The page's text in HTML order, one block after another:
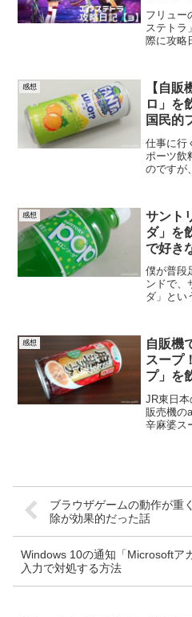
フリュー
ステトラ
際に攻略
感想
【自
ロ」を
国民的
仕事に行
ポーツ飲
のですが
感想
サント
ダ」を
で好き
僕が普段
ンドで、
ダ」とい
感想
自販機
スープ
プ」を
JR東日
販売機の
辛麻婆ス
ブラウザゲームの動作が重
除が効果的だった話
Windows 10の通知「Microsoftア
入力で対処する方法